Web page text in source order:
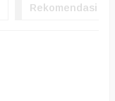
Rekomendasi